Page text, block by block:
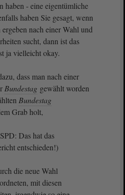
haben - eine eigentümliche
haben Sie gesagt, wenn
nach einer Wahl und
sucht, dann ist das
ja vielleicht okay.
dass man nach einer
Bundestag gewählt worden
Bundestag
Grab holt,
Das hat das
entschieden!)
die neue Wahl
mit diesen